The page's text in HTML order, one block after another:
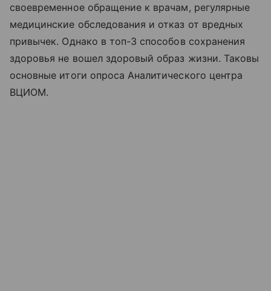
своевременное обращение к врачам, регулярные
медицинские обследования и отказ от вредных
привычек. Однако в топ-3 способов сохранения
здоровья не вошел здоровый образ жизни. Таковы
основные итоги опроса Аналитического центра
ВЦИОМ.